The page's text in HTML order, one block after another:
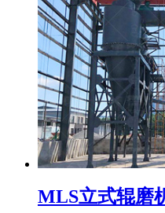
MLS立式辊磨